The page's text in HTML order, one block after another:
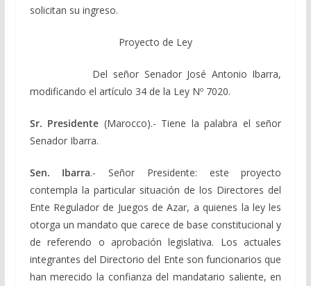
solicitan su ingreso.
Proyecto de Ley
Del señor Senador José Antonio Ibarra,
modificando el artículo 34 de la Ley Nº 7020.
Sr. Presidente (Marocco).- Tiene la palabra el señor
Senador Ibarra.
Sen. Ibarra.- Señor Presidente: este proyecto
contempla la particular situación de los Directores del
Ente Regulador de Juegos de Azar, a quienes la ley les
otorga un mandato que carece de base constitucional y
de referendo o aprobación legislativa. Los actuales
integrantes del Directorio del Ente son funcionarios que
han merecido la confianza del mandatario saliente, en